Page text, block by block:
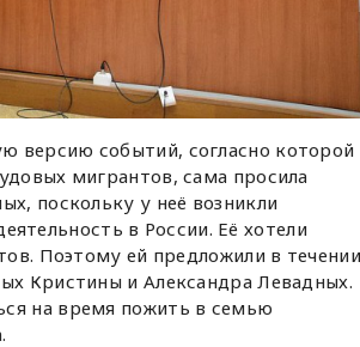
версию событий, согласно которой
мигрантов, сама просила
поскольку у неё возникли
в России. Её хотели
Поэтому ей предложили в течении
Кристины и Александра Левадных.
на время пожить в семью